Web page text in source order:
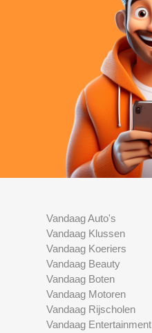
Vandaag Auto's
Vandaag Klussen
Vandaag Koeriers
Vandaag Beauty
Vandaag Boten
Vandaag Motoren
Vandaag Rijscholen
Vandaag Entertainment